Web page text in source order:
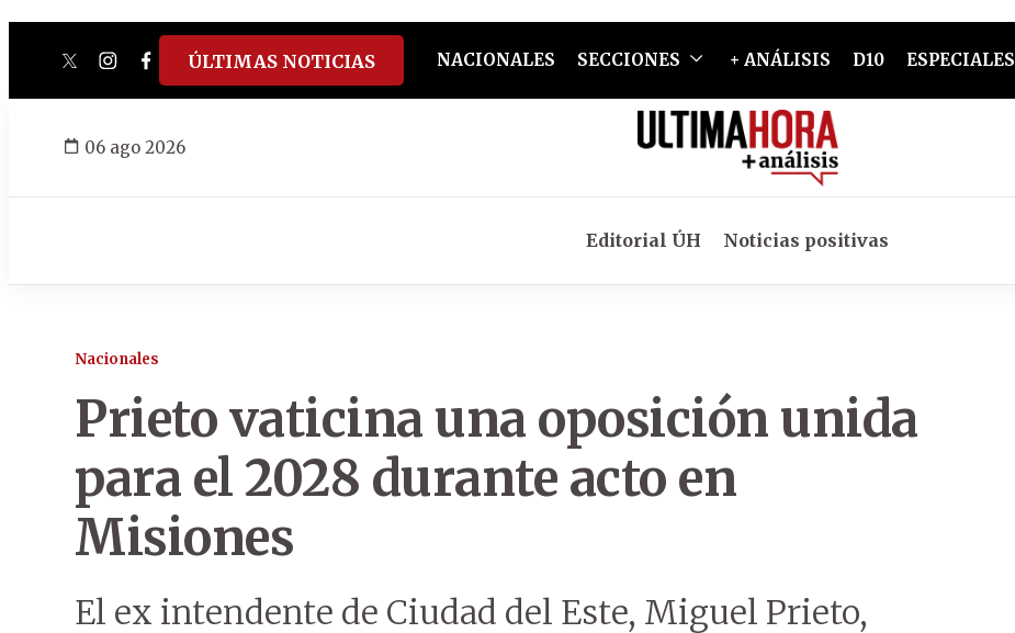
twitterinstagram
facebook
tiktokyoutube
spotify
ÚLTIMAS NOTICIAS NACIONALES SECCIONES + ANÁLISIS D10 ESPECIALES
06 ago 2026
Editorial ÚH Noticias positivas
Nacionales
Prieto vaticina una oposición unida
para el 2028 durante acto en
Misiones
El ex intendente de Ciudad del Este, Miguel Prieto,